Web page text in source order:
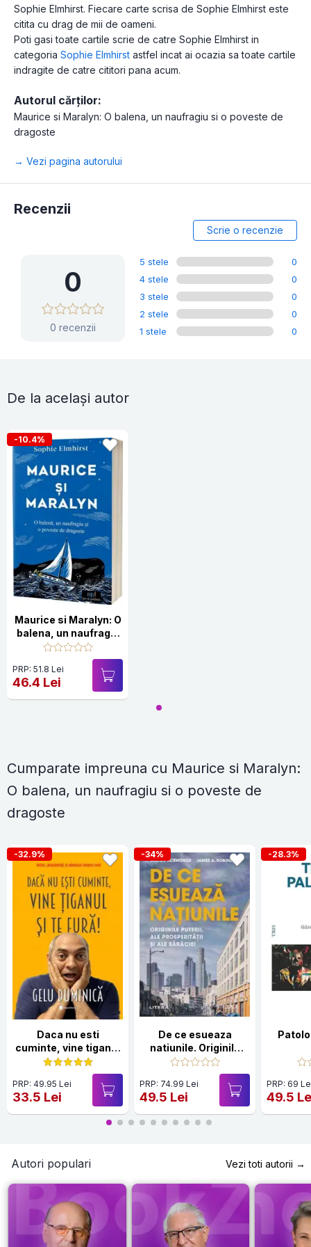
Sophie Elmhirst. Fiecare carte scrisa de Sophie Elmhirst este
citita cu drag de mii de oameni.
Poti gasi toate cartile scrie de catre Sophie Elmhirst in
categoria Sophie Elmhirst astfel incat ai ocazia sa toate cartile
indragite de catre cititori pana acum.
Autorul cărților:
Maurice si Maralyn: O balena, un naufragiu si o poveste de
dragoste
→ Vezi pagina autorului
Recenzii
Scrie o recenzie
0
0 recenzii
5 stele
0
4 stele
0
3 stele
0
2 stele
0
1 stele
0
De la același autor
-10.4%
Maurice si Maralyn: O
balena, un naufragiu
si o poveste de
PRP: 51.8 Lei
46.4 Lei
Cumparate impreuna cu Maurice si Maralyn:
O balena, un naufragiu si o poveste de
dragoste
-32.9%
Daca nu esti
cuminte, vine tiganul
si te fura!
PRP: 49.95 Lei
33.5 Lei
-34%
De ce esueaza
natiunile. Originile
puterii, ale
prosperitatii si ale
saraciei
PRP: 74.99 Lei
49.5 Lei
-28.3%
PRP: 69
49.5
Autori populari Vezi toti autorii →